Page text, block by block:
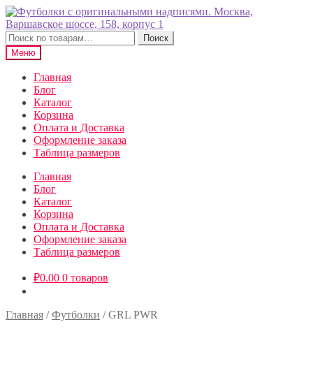
Перейти
к
навигации
Перейти
к
содержимому
Искать:
Поиск
Меню
Главная
Блог
Каталог
Корзина
Оплата и Доставка
Оформление заказа
Таблица размеров
Главная
Блог
Каталог
Корзина
Оплата и Доставка
Оформление заказа
Таблица размеров
₽0.00 0 товаров
Главная /Футболки /GRL PWR